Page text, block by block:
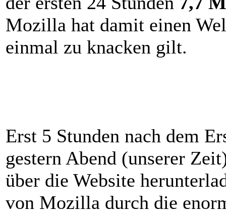
Mozilla hat damit einen
einmal zu knacken gilt.
Erst 5 Stunden nach dem
gestern Abend (unserer
über die Website
von Mozilla durch die